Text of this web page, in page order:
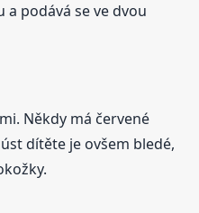
a podává se ve dvou
Někdy má červené
dítěte je ovšem bledé,